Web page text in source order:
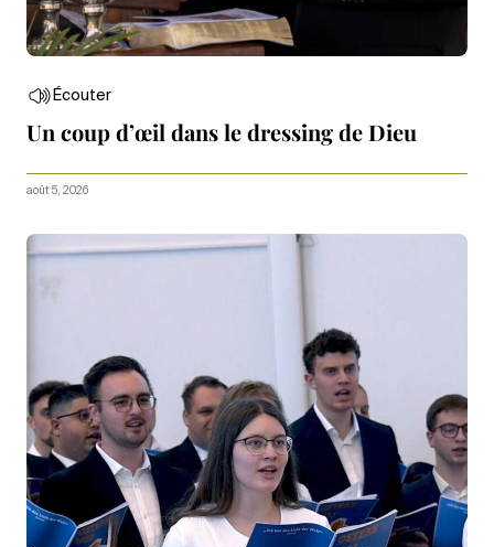
Écouter
Un coup d’œil dans le dressing de Dieu
août 5, 2026